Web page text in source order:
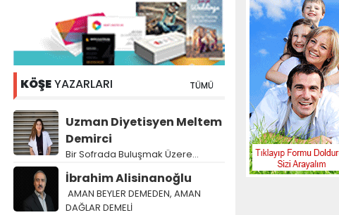
KÖŞEYAZARLARI TÜMÜ
Uzman Diyetisyen Meltem
Demirci
Bir Sofrada Buluşmak Üzere…
İbrahim Alisinanoğlu
AMAN BEYLER DEMEDEN, AMAN
DAĞLAR DEMELİ